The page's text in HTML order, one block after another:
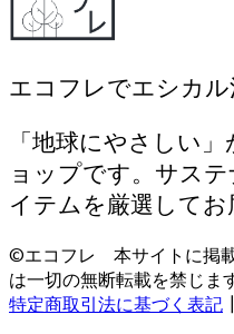
エコフレでエシカル
「地球にやさしい
ョップです。サス
イテムを厳選してお
©エコフレ 本サイトに掲
は一切の無断転載を禁じま
特定商取引法に基づく表記